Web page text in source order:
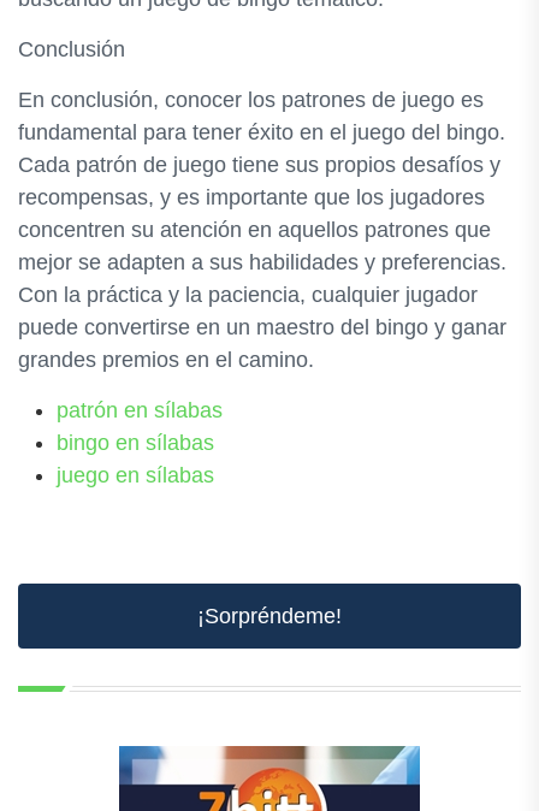
Conclusión
En conclusión, conocer los patrones de juego es
fundamental para tener éxito en el juego del bingo.
Cada patrón de juego tiene sus propios desafíos y
recompensas, y es importante que los jugadores
concentren su atención en aquellos patrones que
mejor se adapten a sus habilidades y preferencias.
Con la práctica y la paciencia, cualquier jugador
puede convertirse en un maestro del bingo y ganar
grandes premios en el camino.
patrón en sílabas
bingo en sílabas
juego en sílabas
¡Sorpréndeme!